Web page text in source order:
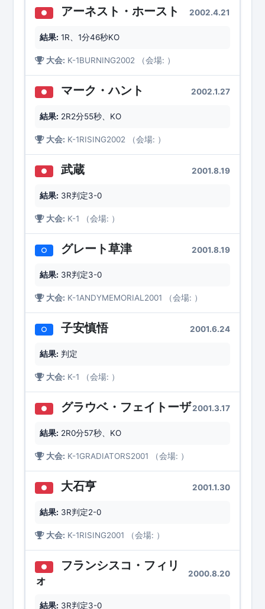
● アーネスト・ホースト 2002.4.21
結果: 1R、1分46秒KO
大会: K-1BURNING2002 （会場: ）
● マーク・ハント 2002.1.27
結果: 2R2分55秒、KO
大会: K-1RISING2002 （会場: ）
● 武蔵 2001.8.19
結果: 3R判定3-0
大会: K-1 （会場: ）
○ グレート草津 2001.8.19
結果: 3R判定3-0
大会: K-1ANDYMEMORIAL2001 （会場: ）
○ 子安慎悟 2001.6.24
結果: 判定
大会: K-1 （会場: ）
● グラウベ・フェイトーザ2001.3.17
結果: 2R0分57秒、KO
大会: K-1GRADIATORS2001 （会場: ）
● 大石亨 2001.1.30
結果: 3R判定2-0
大会: K-1RISING2001 （会場: ）
●
フランシスコ・フィリ
ォ
2000.8.20
結果: 3R判定3-0